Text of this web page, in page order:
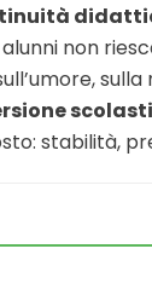
non
stabilità,